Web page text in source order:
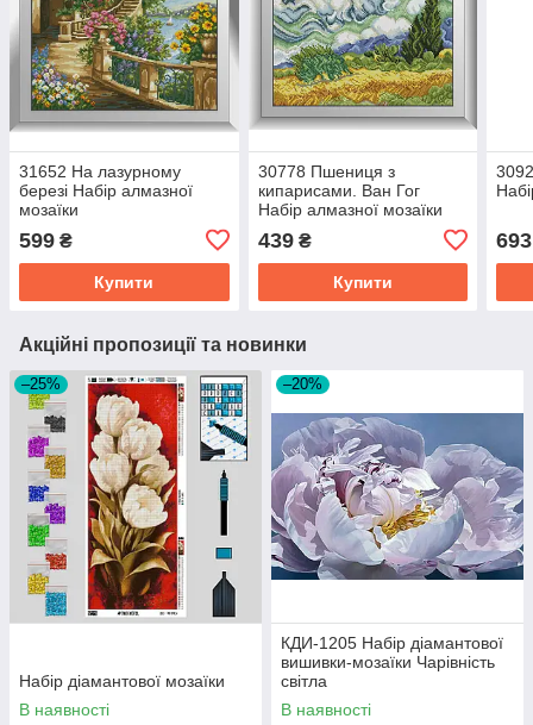
31652 На лазурному
березі Набір алмазної
мозаїки
599 ₴
Купити
30778 Пшениця з
кипарисами. Ван Гог
Набір алмазної мозаїки
439₴
Купити
693
Акційні пропозиції та новинки
–25%
Набір діамантової мозаїки
В наявності
–20%
КДИ-1205 Набір діамантової
вишивки-мозаїки Чарівність
світла
В наявності